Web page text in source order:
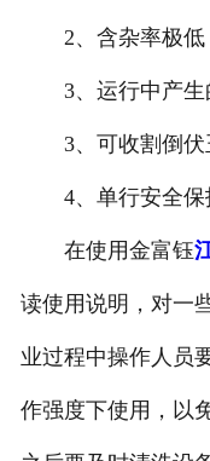
2、含杂率极低
3、运行中产生
3、可收割倒伏
4、单行安全保
在使用金富钰
读使用说明，对一
业过程中操作人员
作强度下使用，以